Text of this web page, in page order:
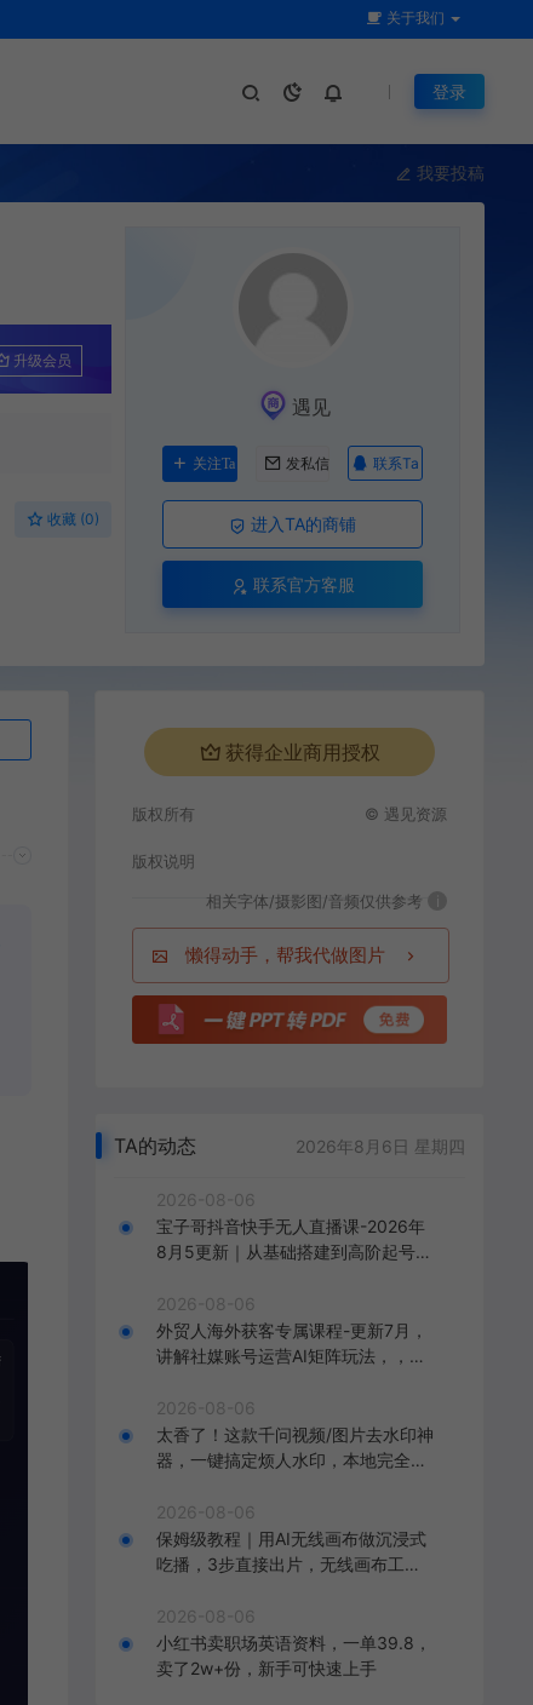
关于我们
登录
我要投稿
升级会员
收藏 (0)
遇见
关注Ta 发私信 联系Ta
进入TA的商铺
联系官方客服
获得企业商用授权
版权所有 © 遇见资源
版权说明
相关字体/摄影图/音频仅供参考 i
懒得动手，帮我代做图片
TA的动态 2026年8月6日 星期四
2026-08-06
宝子哥抖音快手无人直播课-2026年
8月5更新｜从基础搭建到高阶起号，
体系
2026-08-06
外贸人海外获客专属课程-更新7月，
讲解社媒账号运营AI矩阵玩法，，系
2026-08-06
太香了！这款千问视频/图片去水印神
器，一键搞定烦人水印，本地完全免
2026-08-06
保姆级教程｜用AI无线画布做沉浸式
吃播，3步直接出片，无线画布工作
2026-08-06
小红书卖职场英语资料，一单39.8，
卖了2w+份，新手可快速上手